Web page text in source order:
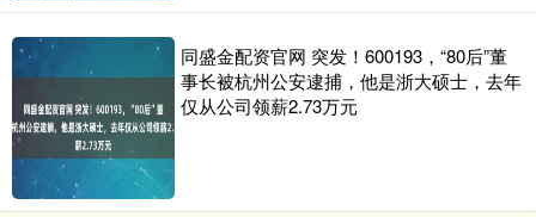
同盛金配资官网 突发！600193，“80后”董
事长被杭州公安逮捕，他是浙大硕士，去年
仅从公司领薪2.73万元